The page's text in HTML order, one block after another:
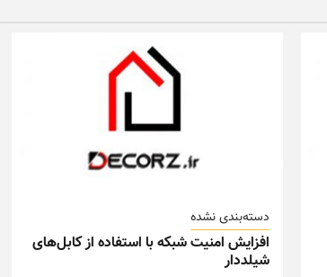
دسته‌بندی نشده
افزایش امنیت شبکه با استفاده از کابل‌های
شیلددار